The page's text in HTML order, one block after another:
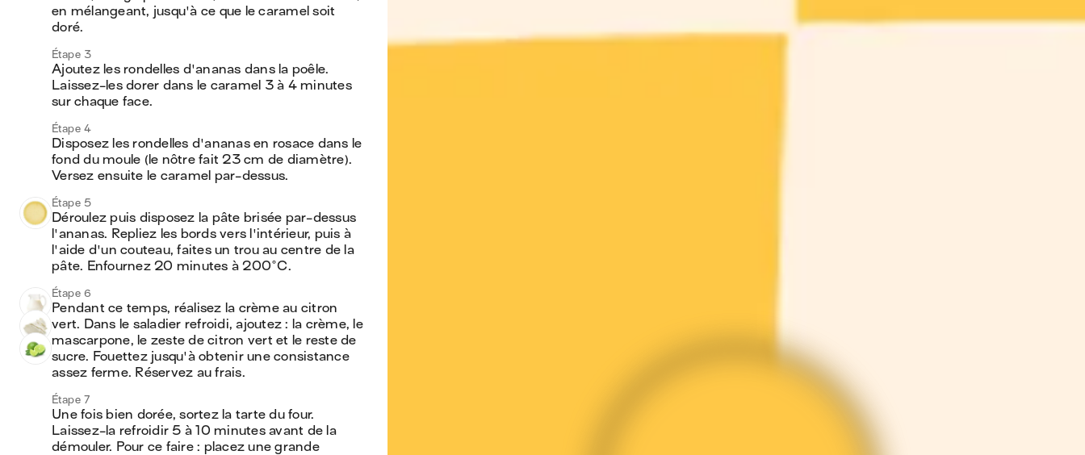
en mélangeant, jusqu'à ce que le caramel soit
doré.
Étape 3
Ajoutez les rondelles d'ananas dans la poêle.
Laissez-les dorer dans le caramel 3 à 4 minutes
sur chaque face.
Étape 4
Disposez les rondelles d'ananas en rosace dans le
fond du moule (le nôtre fait 23 cm de diamètre).
Versez ensuite le caramel par-dessus.
Étape 5
Déroulez puis disposez la pâte brisée par-dessus
l'ananas. Repliez les bords vers l'intérieur, puis à
l'aide d'un couteau, faites un trou au centre de la
pâte. Enfournez 20 minutes à 200°C.
Étape 6
Pendant ce temps, réalisez la crème au citron
vert. Dans le saladier refroidi, ajoutez : la crème, le
mascarpone, le zeste de citron vert et le reste de
sucre. Fouettez jusqu'à obtenir une consistance
assez ferme. Réservez au frais.
Étape 7
Une fois bien dorée, sortez la tarte du four.
Laissez-la refroidir 5 à 10 minutes avant de la
démouler. Pour ce faire : placez une grande